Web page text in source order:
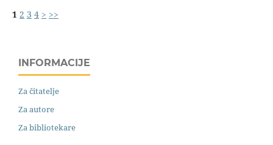
1 2 3 4 > >>
INFORMACIJE
Za čitatelje
Za autore
Za bibliotekare